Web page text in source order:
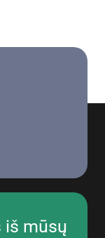
iš mūsų